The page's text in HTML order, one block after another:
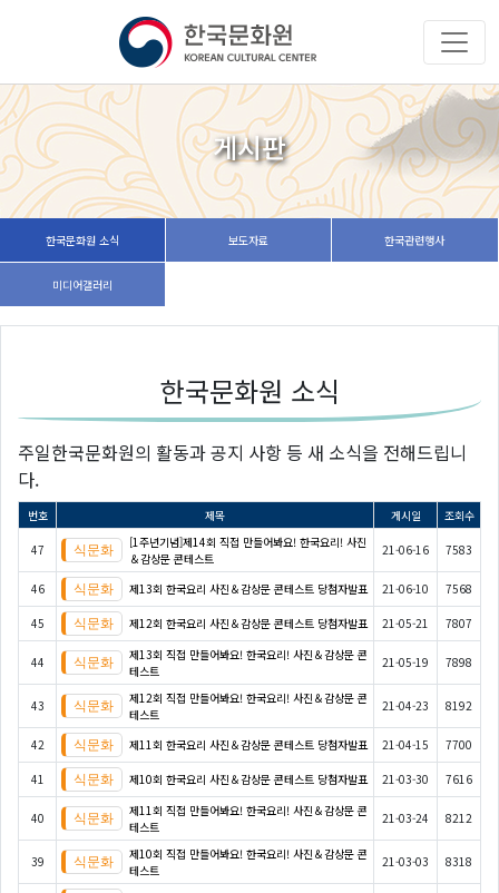
게시판
한국문화원 소식 보도자료 한국관련행사
미디어갤러리
한국문화원 소식
주일한국문화원의 활동과 공지 사항 등 새 소식을 전해드립니
다.
번호 제목 게시일 조회수
47
[1주년기념]제14회 직접 만들어봐요! 한국요리! 사진
＆감상문 콘테스트
21-06-16 7583
46 제13회 한국요리 사진＆감상문 콘테스트 당첨자발표 21-06-10 7568
45 제12회 한국요리 사진＆감상문 콘테스트 당첨자발표 21-05-21 7807
44
제13회 직접 만들어봐요! 한국요리! 사진＆감상문 콘
테스트
21-05-19 7898
43
제12회 직접 만들어봐요! 한국요리! 사진＆감상문 콘
테스트
21-04-23 8192
42 제11회 한국요리 사진＆감상문 콘테스트 당첨자발표 21-04-15 7700
41 제10회 한국요리 사진＆감상문 콘테스트 당첨자발표 21-03-30 7616
40
제11회 직접 만들어봐요! 한국요리! 사진＆감상문 콘
테스트
21-03-24 8212
39
제10회 직접 만들어봐요! 한국요리! 사진＆감상문 콘
테스트
21-03-03 8318